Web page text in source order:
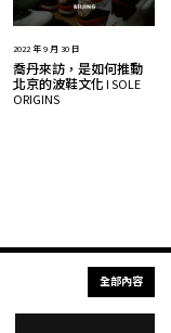
2022 年 9 月 30 日
喬丹來訪，是如何推動
北京的波鞋文化 I SOLE
ORIGINS
全部內容